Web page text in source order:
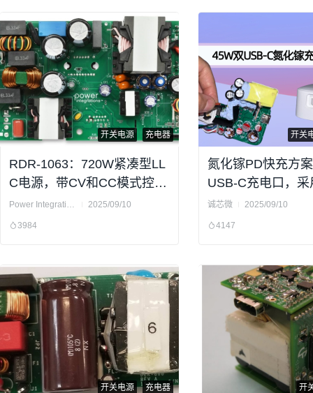
开关电源 充电器
RDR-1063：720W紧凑型LL
C电源，带CV和CC模式控
制，使用HiperLCS-2芯片组
Power Integrations 2025/09/10
3984
开关
氮化镓PD快充方
USB-C充电口，
诚芯微 2025/09/10
4147
开关电源 充电器 开